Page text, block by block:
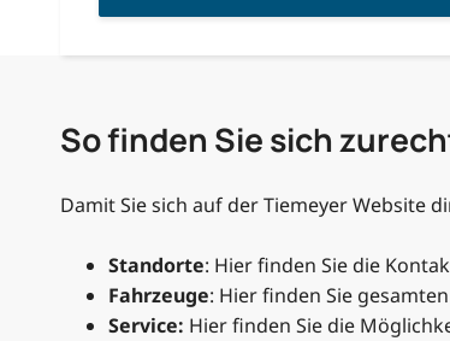
So finden Sie sich
Damit Sie sich auf der Tiemeyer Website
Standorte: Hier finden Sie die
Fahrzeuge: Hier finden Sie
Service: Hier finden Sie die